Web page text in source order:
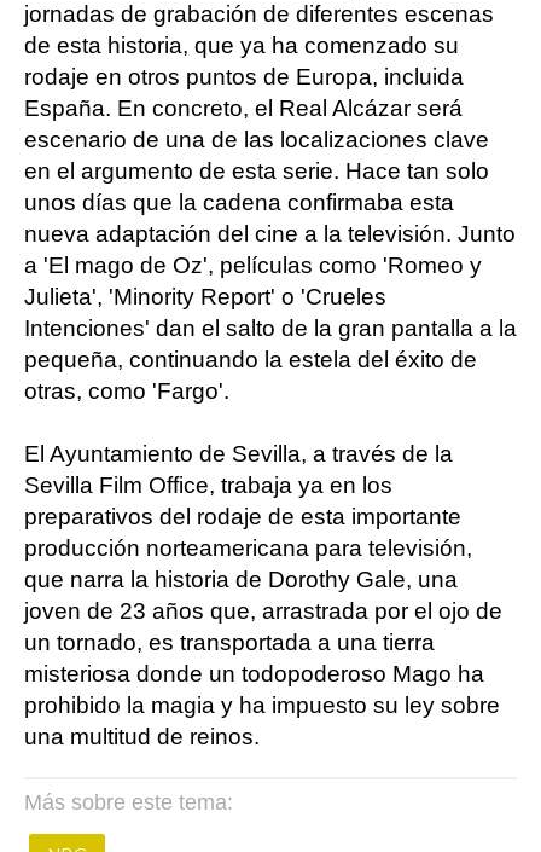
jornadas de grabación de diferentes escenas
de esta historia, que ya ha comenzado su
rodaje en otros puntos de Europa, incluida
España. En concreto, el Real Alcázar será
escenario de una de las localizaciones clave
en el argumento de esta serie. Hace tan solo
unos días que la cadena confirmaba esta
nueva adaptación del cine a la televisión. Junto
a 'El mago de Oz', películas como 'Romeo y
Julieta', 'Minority Report' o 'Crueles
Intenciones' dan el salto de la gran pantalla a la
pequeña, continuando la estela del éxito de
otras, como 'Fargo'.
El Ayuntamiento de Sevilla, a través de la
Sevilla Film Office, trabaja ya en los
preparativos del rodaje de esta importante
producción norteamericana para televisión,
que narra la historia de Dorothy Gale, una
joven de 23 años que, arrastrada por el ojo de
un tornado, es transportada a una tierra
misteriosa donde un todopoderoso Mago ha
prohibido la magia y ha impuesto su ley sobre
una multitud de reinos.
Más sobre este tema: